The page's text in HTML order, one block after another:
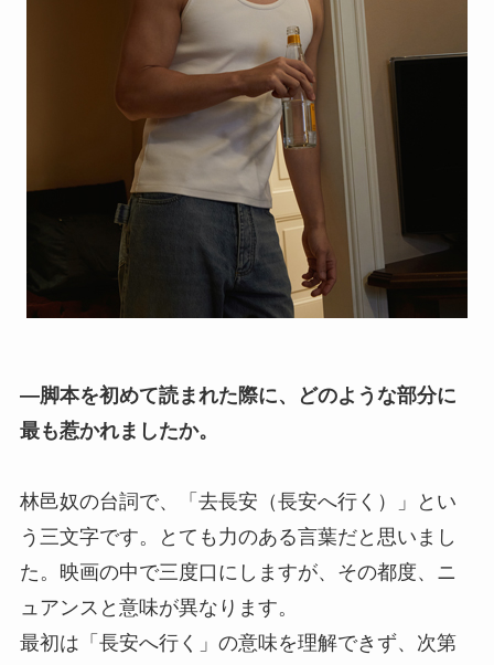
―脚本を初めて読まれた際に、どのような部分に
最も惹かれましたか。
林邑奴の台詞で、「去長安（長安へ行く）」とい
う三文字です。とても力のある言葉だと思いまし
た。映画の中で三度口にしますが、その都度、ニ
ュアンスと意味が異なります。
最初は「長安へ行く」の意味を理解できず、次第